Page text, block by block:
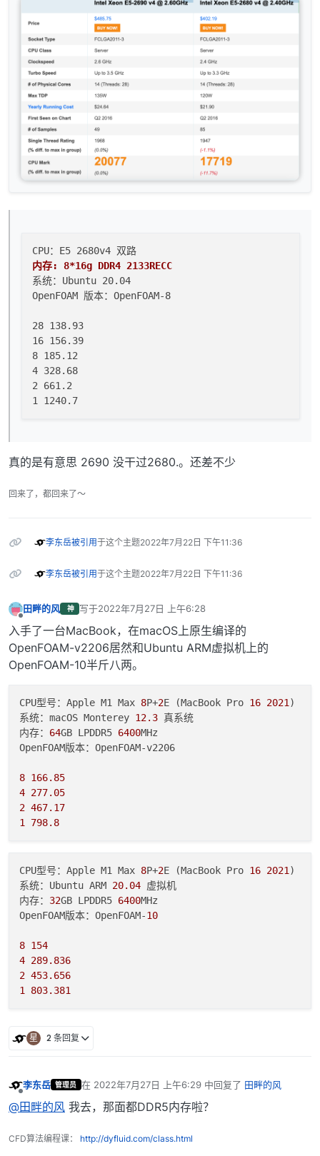
内存: 8*16g DDR4 2133RECC
系统：Ubuntu 20.04
OpenFOAM 版本：OpenFOAM-8
28 138.93
16 156.39
8 185.12
4 328.68
2 661.2
真的是有意思 2690 没干过2680.。还差不少
回来了，都回来了～
李东岳被引用于这个主题2022年7月22日 下午11:36
李东岳被引用于这个主题2022年7月22日 下午11:36
田畔的风 神 写于2022年7月27日 上午6:28
最后由 编辑
入手了一台MacBook，在macOS上原生编译的
OpenFOAM-v2206居然和Ubuntu ARM虚拟机上的
OpenFOAM-10半斤八两。
CPU型号：Apple M1 Max 8P+2E (MacBook Pro 16 2021 )
系统：macOS Monterey 12.3 真系统
内存： 64GB LPDDR5 6400MHz
OpenFOAM版本：OpenFOAM-v2206
8 166.85
4 277.05
2 467.17
1
798.8
CPU型号：Apple M1 Max 8P+2E (MacBook Pro 16 2021 )
系统：Ubuntu ARM 20.04 虚拟机
内存： 32GB LPDDR5 6400MHz
OpenFOAM版本：OpenFOAM-10
8 154
4 289.836
2 453.656
1
803.381
星 2 条回复
李东岳 管理员 在 2022年7月27日 上午6:29中回复了 田畔的风
最后由 编辑
@田畔的风 我去，那面都DDR5内存啦？
CFD算法编程课： http://dyfluid.com/class.html